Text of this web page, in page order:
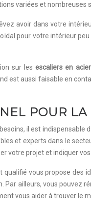
variées et nombreuses
avoir dans votre
pour votre intérieur
sur lesescaliers en acier
est aussi faisable en
POUR
il est indispensable
et experts dans le
votre projet et indiquer
vous propose des
Par ailleurs, vous
vous aider à trouver le